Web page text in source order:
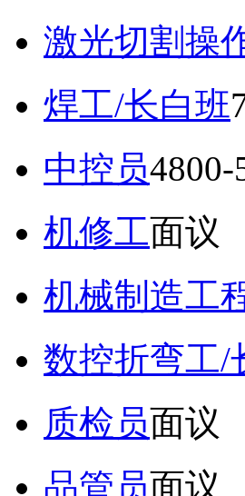
激光切割操
焊工/长白班
中控员4800-
机修工面议
机械制造工
数控折弯工/
质检员面议
品管员面议